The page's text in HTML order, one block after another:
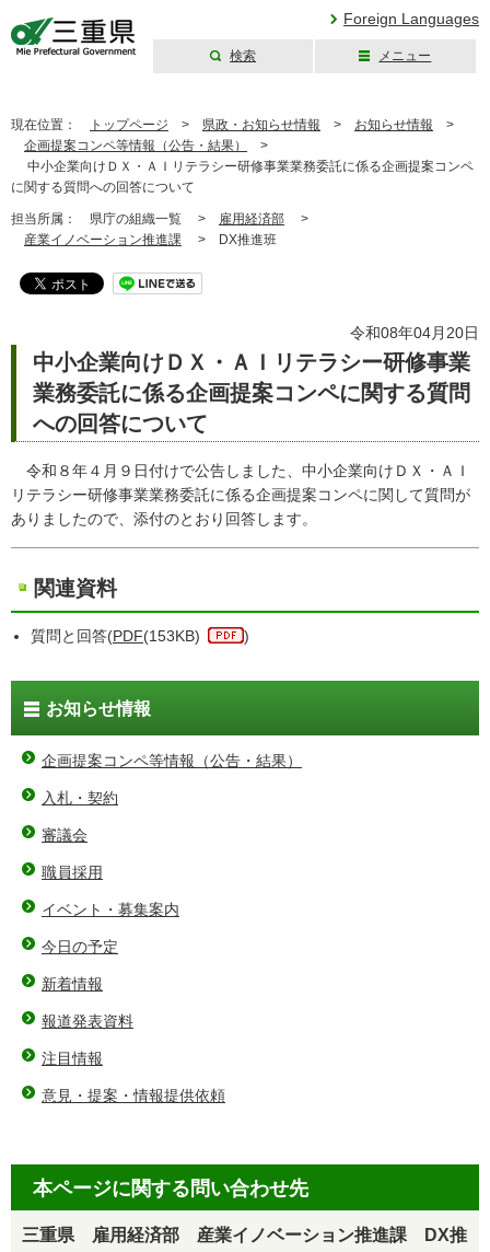
Foreign Languages
検索 メニュー
現在位置： トップページ > 県政・お知らせ情報 > お知らせ情報 >
企画提案コンペ等情報（公告・結果）
>
中小企業向けＤＸ・ＡＩリテラシー研修事業業務委託に係る企画提案コンペ
に関する質問への回答について
担当所属： 県庁の組織一覧 > 雇用経済部 >
産業イノベーション推進課 > DX推進班
令和08年04月20日
中小企業向けＤＸ・ＡＩリテラシー研修事業
業務委託に係る企画提案コンペに関する質問
への回答について
令和８年４月９日付けで公告しました、中小企業向けＤＸ・ＡＩ
リテラシー研修事業業務委託に係る企画提案コンペに関して質問が
ありましたので、添付のとおり回答します。
関連資料
質問と回答(PDF(153KB) )
お知らせ情報
企画提案コンペ等情報（公告・結果）
入札・契約
審議会
職員採用
イベント・募集案内
今日の予定
新着情報
報道発表資料
注目情報
意見・提案・情報提供依頼
本ページに関する問い合わせ先
三重県 雇用経済部 産業イノベーション推進課 DX推